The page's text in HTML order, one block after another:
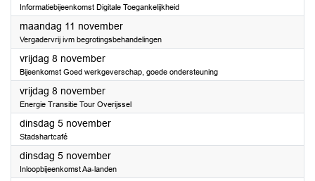
Informatiebijeenkomst Digitale Toegankelijkheid
maandag 11 november2024
Vergadervrij ivm begrotingsbehandelingen
vrijdag 8 november2024
Bijeenkomst Goed werkgeverschap, goede ondersteuning
vrijdag 8 november2024
Energie Transitie Tour Overijssel
dinsdag 5 november2024
Stadshartcafé
dinsdag 5 november2024
Inloopbijeenkomst Aa-landen